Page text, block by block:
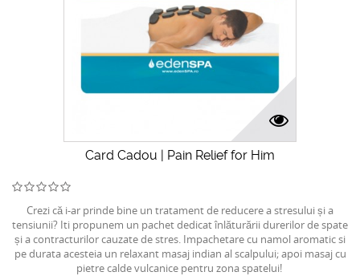
Card Cadou | Pain Relief for Him
Crezi că i-ar prinde bine un tratament de reducere a stresului și a
tensiunii? Iti propunem un pachet dedicat înlăturării durerilor de spate
și a contracturilor cauzate de stres. Impachetare cu namol aromatic si
pe durata acesteia un relaxant masaj indian al scalpului; apoi masaj cu
pietre calde vulcanice pentru zona spatelui!